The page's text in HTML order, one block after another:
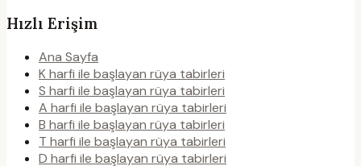
Hızlı Erişim
Ana Sayfa
K harfi ile başlayan rüya tabirleri
S harfi ile başlayan rüya tabirleri
A harfi ile başlayan rüya tabirleri
B harfi ile başlayan rüya tabirleri
T harfi ile başlayan rüya tabirleri
D harfi ile başlayan rüya tabirleri